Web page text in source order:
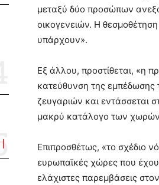
μεταξύ δύο προσώπων
οικογενειών. Η
υπάρχουν».
Εξ άλλου, προστίθεται, «η
κατεύθυνση της εμπέδωσης
ζευγαριών και εντάσσεται
μακρύ κατάλογο των
Επιπροσθέτως, «το σχέδιο
ευρωπαϊκές χώρες που
ελάχιστες παρεμβάσεις